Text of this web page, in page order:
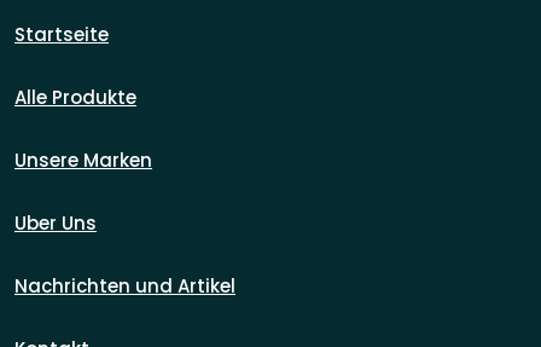
Startseite
Alle Produkte
Unsere Marken
Uber Uns
Nachrichten und Artikel